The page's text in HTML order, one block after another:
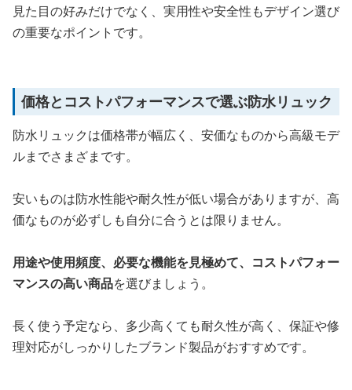
見た目の好みだけでなく、実用性や安全性もデザイン選び
の重要なポイントです。
価格とコストパフォーマンスで選ぶ防水リュック
防水リュックは価格帯が幅広く、安価なものから高級モデ
ルまでさまざまです。
安いものは防水性能や耐久性が低い場合がありますが、高
価なものが必ずしも自分に合うとは限りません。
用途や使用頻度、必要な機能を見極めて、コストパフォー
マンスの高い商品を選びましょう。
長く使う予定なら、多少高くても耐久性が高く、保証や修
理対応がしっかりしたブランド製品がおすすめです。